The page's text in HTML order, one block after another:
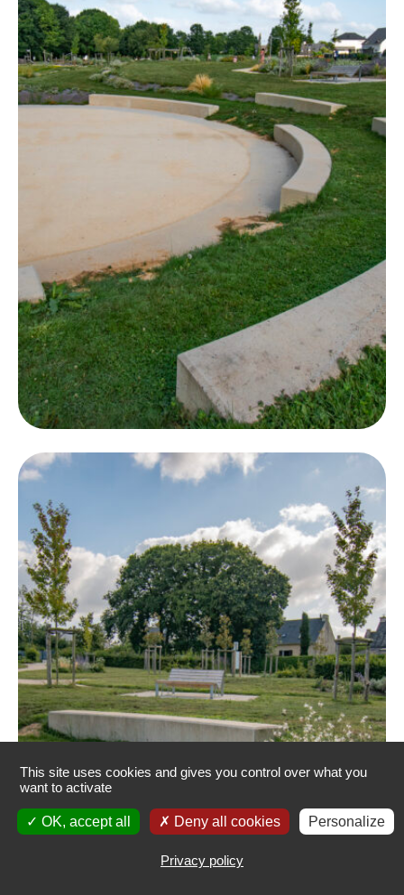
This site uses cookies and gives you control over what you
want to activate
OK, accept all Deny all cookies Personalize
Privacy policy